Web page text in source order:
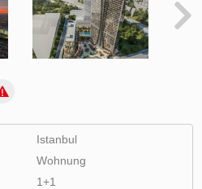
Istanbul
Wohnung
1+1